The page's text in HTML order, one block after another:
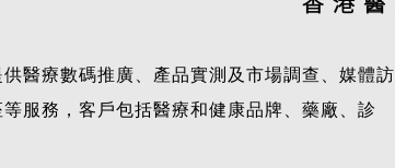
醫療數碼推廣、產品實測及市場調查、媒體訪
服務，客戶包括醫療和健康品牌、藥廠、診